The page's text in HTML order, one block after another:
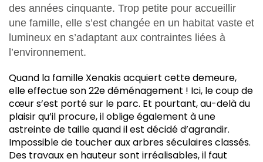
des années cinquante. Trop petite pour accueillir
une famille, elle s’est changée en un habitat vaste et
lumineux en s’adaptant aux contraintes liées à
l’environnement.
Quand la famille Xenakis acquiert cette demeure,
elle effectue son 22e déménagement ! Ici, le coup de
cœur s’est porté sur le parc. Et pourtant, au-delà du
plaisir qu’il procure, il oblige également à une
astreinte de taille quand il est décidé d’agrandir.
Impossible de toucher aux arbres séculaires classés.
Des travaux en hauteur sont irréalisables, il faut